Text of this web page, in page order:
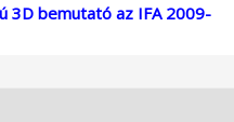
3D bemutató az IFA 2009-